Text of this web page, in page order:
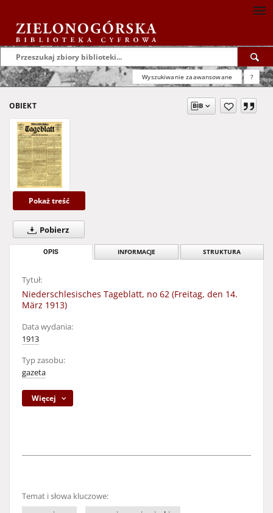
Wyszukiwanie zaawansowane ?
OBIEKT
Pokaż treść
Pobierz
OPIS INFORMACJE STRUKTURA
Tytuł:
Niederschlesisches Tageblatt, no 62 (Freitag, den 14.
März 1913)
Data wydania:
1913
Typ zasobu:
gazeta
Więcej
Temat i słowa kluczowe: